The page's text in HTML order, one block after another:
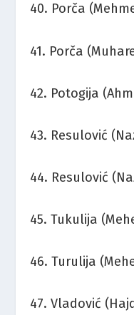
40. Porča
41. Porča
42. Potogija
43. Resulović
44. Resulović
45. Tukulija
46. Turulija
47. Vladović